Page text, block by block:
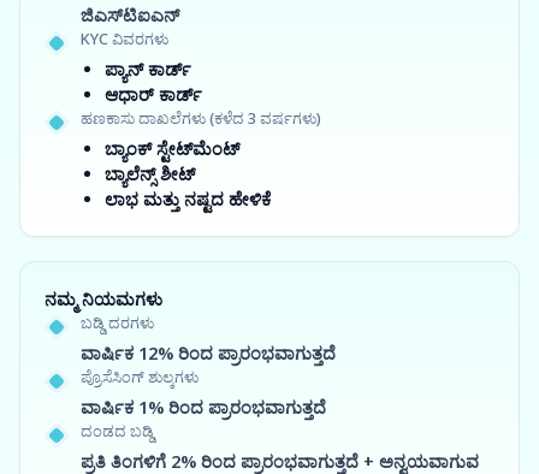
ಜಿಎಸ್‍ಟಿಐಎನ್
KYC ವಿವರಗಳು
ಪ್ಯಾನ್ ಕಾರ್ಡ್
ಆಧಾರ್ ಕಾರ್ಡ್
ಹಣಕಾಸು ದಾಖಲೆಗಳು (ಕಳೆದ 3 ವರ್ಷಗಳು)
ಬ್ಯಾಂಕ್ ಸ್ಟೇಟ್‌ಮೆಂಟ್
ಬ್ಯಾಲೆನ್ಸ್ ಶೀಟ್
ಲಾಭ ಮತ್ತು ನಷ್ಟದ ಹೇಳಿಕೆ
ನಮ್ಮ ನಿಯಮಗಳು
ಬಡ್ಡಿ ದರಗಳು
ವಾರ್ಷಿಕ 12% ರಿಂದ ಪ್ರಾರಂಭವಾಗುತ್ತದೆ
ಪ್ರೊಸೆಸಿಂಗ್ ಶುಲ್ಕಗಳು
ವಾರ್ಷಿಕ 1% ರಿಂದ ಪ್ರಾರಂಭವಾಗುತ್ತದೆ
ದಂಡದ ಬಡ್ಡಿ
ಪ್ರತಿ ತಿಂಗಳಿಗೆ 2% ರಿಂದ ಪ್ರಾರಂಭವಾಗುತ್ತದೆ + ಅನ್ವಯವಾಗುವ